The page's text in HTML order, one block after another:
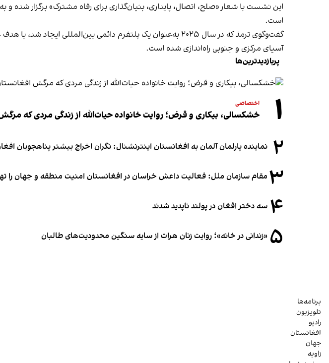
این نشست با شعار «صلح، اتصال، پایداری، بنیان‌گذاری برای رفاه مشترک» برگزار
است.
گفت‌وگوی ترمذ که در سال ۲۰۲۵ به‌عنوان یک پلتفرم دائمی
آسیای مرکزی و جنوبی راه‌اندازی شده است.
پربازدیدترین‌ها
۱ اختصاصی
خشکسالی، بیکاری و قرض؛ روایت خانواده حیات‌الله از زندگی مردی که
۲ نماینده پارلمان آلمان به افغانستان اینترنشنال: نگران اخراج بیشتر پناهجویان
۳ مقام سازمان ملل: فعالیت داعش خراسان در افغانستان امنیت منطقه و جهان را
۴ سه دختر افغان در پولند ناپدید شدند
۵ «زندانی در خانه»؛ روایت زنان هرات از سایه سنگین محدودیت‌های طالبان
برنامه‌ها
تلویزیون
رادیو
افغانستان
جهان
زاویه